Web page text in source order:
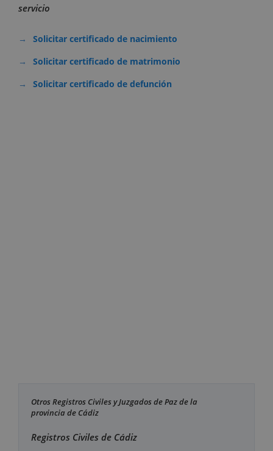
servicio
Solicitar certificado de nacimiento
Solicitar certificado de matrimonio
Solicitar certificado de defunción
Otros Registros Civiles y Juzgados de Paz de la
provincia de Cádiz
Registros Civiles de Cádiz